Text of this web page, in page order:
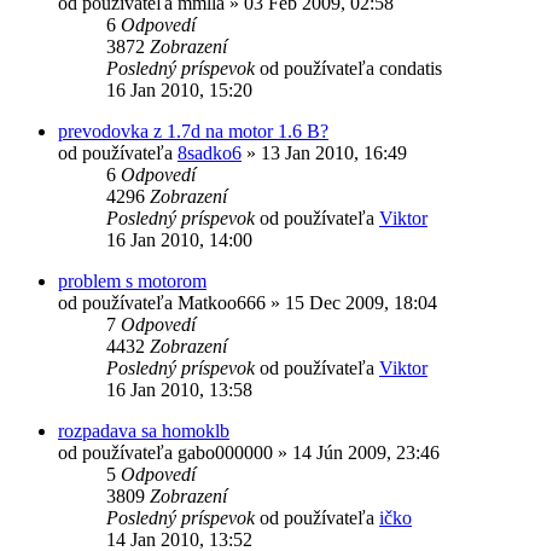
6 Odpovedí
3872 Zobrazení
Posledný príspevokod používateľa condatis
16 Jan 2010, 15:20
prevodovka z 1.7d na motor 1.6 B?
od používateľa 8sadko6 » 13 Jan 2010, 16:49
6 Odpovedí
4296 Zobrazení
Posledný príspevokod používateľa Viktor
16 Jan 2010, 14:00
problem s motorom
od používateľa Matkoo666 » 15 Dec 2009, 18:04
7 Odpovedí
4432 Zobrazení
Posledný príspevokod používateľa Viktor
16 Jan 2010, 13:58
rozpadava sa homoklb
od používateľa gabo000000 » 14 Jún 2009, 23:46
5 Odpovedí
3809 Zobrazení
Posledný príspevokod používateľa ičko
14 Jan 2010, 13:52